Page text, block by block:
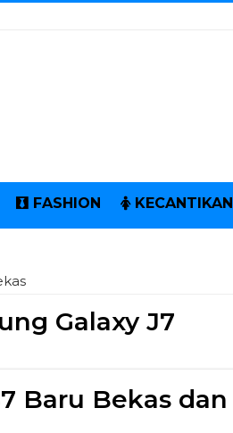
FASHION KECANTIKAN
Galaxy J7
Baru Bekas dan